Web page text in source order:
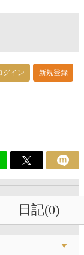
グイン 新規登録
日記(0)